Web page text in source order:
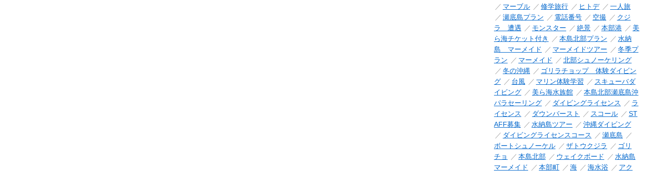
マーブル
修学旅行 ヒトデ
一人旅
瀬底島プラン
電話番号 空撮
クジ
ラ 遭遇
モンスター 絶景 本部港
美
ら海チケット付き
本島北部プラン
水納
島 マーメイド
マーメイドツアー
冬季プ
ラン
マーメイド
北部シュノーケリング
冬の沖縄
ゴリラチョップ 体験ダイビン
グ
台風 マリン体験学習
スキューバダ
イビング
美ら海水族館
本島北部瀬底島沖
パラセーリング
ダイビングライセンス
ラ
イセンス
ダウンバースト スコール
ST
AFF募集
水納島ツアー
沖縄ダイビング
ダイビングライセンスコース
瀬底島
ボートシュノーケル
ザトウクジラ
ゴリ
チョ
本島北部 ウェイクボード
水納島
マーメイド
本部町 海 海水浴
アク